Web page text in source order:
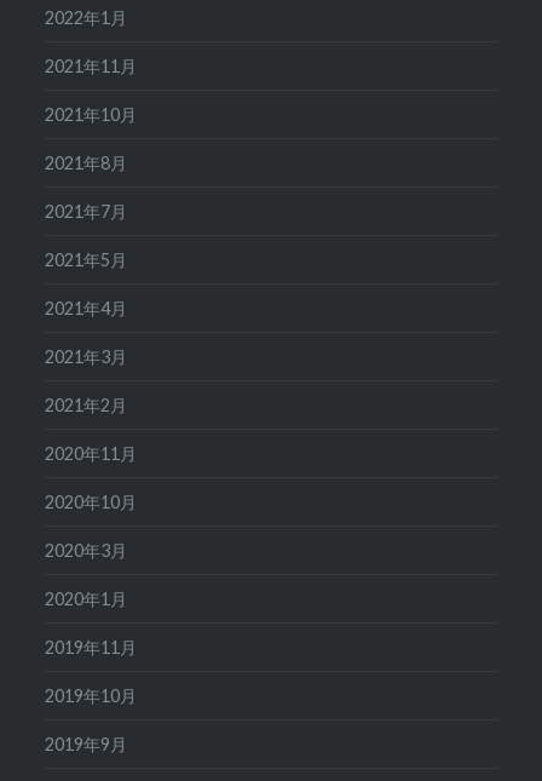
2022年1月
2021年11月
2021年10月
2021年8月
2021年7月
2021年5月
2021年4月
2021年3月
2021年2月
2020年11月
2020年10月
2020年3月
2020年1月
2019年11月
2019年10月
2019年9月